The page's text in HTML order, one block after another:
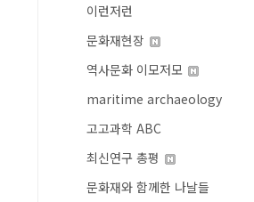
이런저런
문화재현장
역사문화 이모저모
maritime archaeology
고고과학 ABC
최신연구 총평
문화재와 함께한 나날들